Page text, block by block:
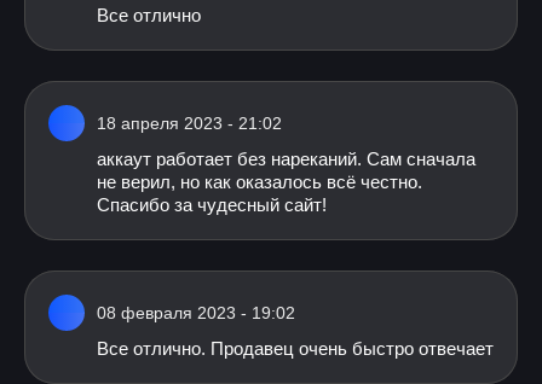
Все отлично
18 апреля 2023 - 21:02
аккаут работает без нареканий. Сам сначала
не верил, но как оказалось всё честно.
Спасибо за чудесный сайт!
08 февраля 2023 - 19:02
Все отлично. Продавец очень быстро отвечает